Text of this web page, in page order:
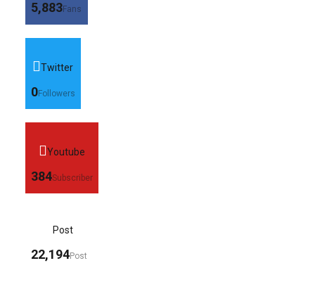
5,883Fans
Twitter
0Followers
Youtube
384Subscriber
Post
22,194Post